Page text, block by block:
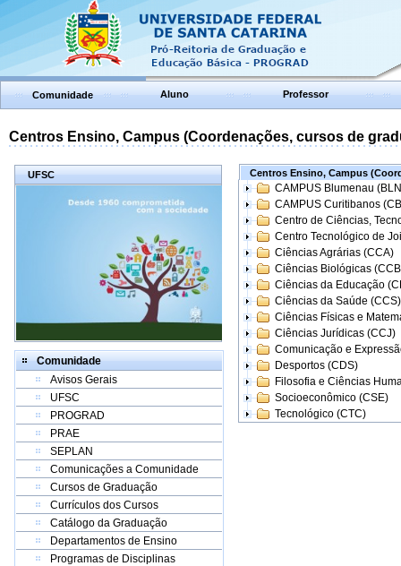
Comunidade Aluno Professor
Centros Ensino, Campus (Coordenações, cursos de
UFSC
Comunidade
Avisos Gerais
UFSC
PROGRAD
PRAE
SEPLAN
Comunicações a Comunidade
Cursos de Graduação
Currículos dos Cursos
Catálogo da Graduação
Departamentos de Ensino
Programas de Disciplinas
Centros Ensino, Campus
CAMPUS Blumenau
CAMPUS Curitibanos
Centro de Ciências,
Centro Tecnológico de
Ciências Agrárias (CCA)
Ciências Biológicas
Ciências da Educação
Ciências da Saúde (CCS)
Ciências Físicas e
Ciências Jurídicas (CCJ)
Comunicação e
Desportos (CDS)
Filosofia e Ciências
Socioeconômico (CSE)
Tecnológico (CTC)